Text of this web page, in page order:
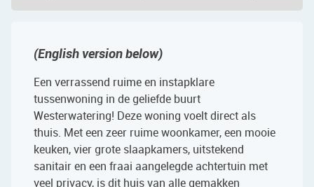
(English version below)
Een verrassend ruime en instapklare
tussenwoning in de geliefde buurt
Westerwatering! Deze woning voelt direct als
thuis. Met een zeer ruime woonkamer, een mooie
keuken, vier grote slaapkamers, uitstekend
sanitair en een fraai aangelegde achtertuin met
veel privacy, is dit huis van alle gemakken